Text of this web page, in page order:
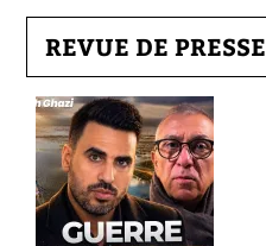
REVUE DE PRESSE